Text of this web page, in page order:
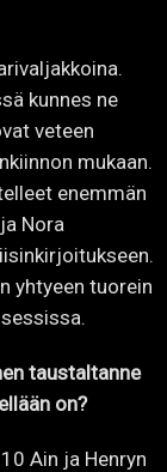
kunnes ne
veteen
mukaan.
enemmän
Nora
yhtyeen tuorein
taustaltanne
on?
Ain ja Henryn